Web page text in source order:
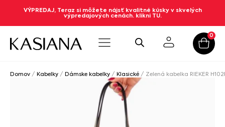
VÝPREDAJ, Teraz si môžete nájsť kvalitné kúsky v skvelých
výpredajových cenách. klikni TU.
0
Domov / Kabelky / Dámske kabelky / Klasické / Zelená kabelka RIEKER